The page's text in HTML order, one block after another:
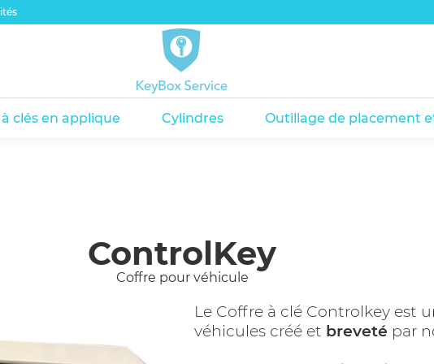
clés en applique Cylindres Outillage de placement
ControlKey
Coffre pour véhicule
Le Coffre à clé Controlkey est
véhicules créé et breveté par